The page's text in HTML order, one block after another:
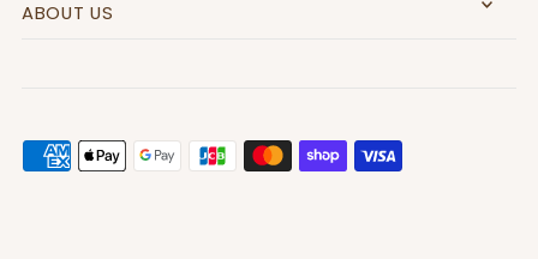
ABOUT US